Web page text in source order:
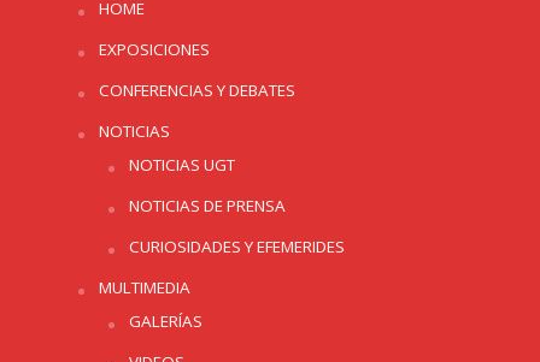
HOME
EXPOSICIONES
CONFERENCIAS Y DEBATES
NOTICIAS
NOTICIAS UGT
NOTICIAS DE PRENSA
CURIOSIDADES Y EFEMERIDES
MULTIMEDIA
GALERÍAS